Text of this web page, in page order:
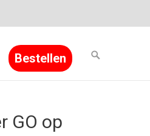
Bestellen
Search
GO op